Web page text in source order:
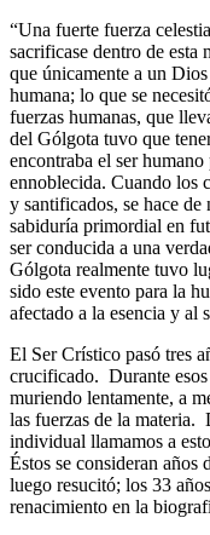
“Una fuerte fuerza
sacrificase dentro de
que únicamente a un
humana; lo que se
fuerzas humanas, que
del Gólgota tuvo que
encontraba el ser
ennoblecida. Cuando los
y santificados, se hace
sabiduría primordial en
ser conducida a una
Gólgota realmente tuvo
sido este evento para la
afectado a la esencia y al
El Ser Crístico pasó tres
crucificado. Durante
muriendo lentamente, a
las fuerzas de la materia.
individual llamamos a
Éstos se consideran
luego resucitó; los 33
renacimiento en la